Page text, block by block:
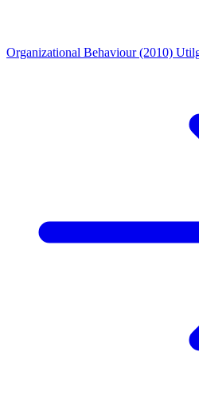
Organizational Behaviour (2010)